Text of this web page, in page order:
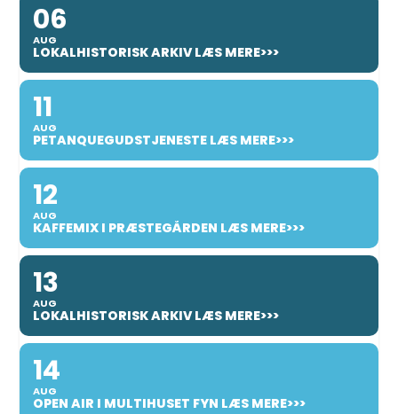
06
AUG
LOKALHISTORISK ARKIV LÆS MERE>>>
11
AUG
PETANQUEGUDSTJENESTE LÆS MERE>>>
12
AUG
KAFFEMIX I PRÆSTEGÅRDEN LÆS MERE>>>
13
AUG
LOKALHISTORISK ARKIV LÆS MERE>>>
14
AUG
OPEN AIR I MULTIHUSET FYN LÆS MERE>>>